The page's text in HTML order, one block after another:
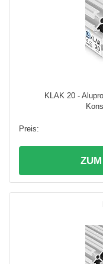
KLAK 20 -